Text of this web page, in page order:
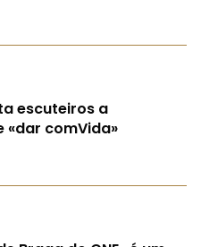
escuteiros a
«dar comVida»